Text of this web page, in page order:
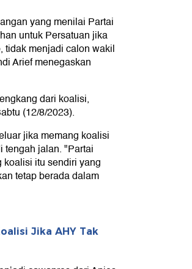
yang menilai Partai
untuk Persatuan jika
tidak menjadi calon wakil
Arief menegaskan
dari koalisi,
(12/8/2023).
jika memang koalisi
tengah jalan. "Partai
itu sendiri yang
tetap berada dalam
Jika AHY Tak